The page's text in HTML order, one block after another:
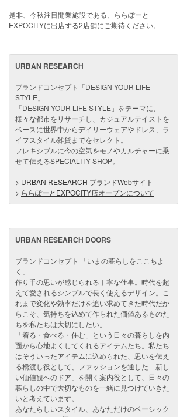
是非、今秋注目開業施設である、ららぽーと
EXPOCITYに出店する2店舗にご期待ください。
URBAN RESEARCH
ブランドコンセプト「DESIGN YOUR LIFE
STYLE」
「DESIGN YOUR LIFE STYLE」をテーマに、
様々な都市をリサーチし、カジュアルテイストを
ベースに世界中からデイリーウェアやドレス、ラ
イフスタイル雑貨までをセレクト。
フレキシブルに今の空気をモノやカルチャーに乗
せて伝えるSPECIALITY SHOP。
> URBAN RESEARCH ブランドWebサイト
> ららぽーとEXPOCITY店オープンについて
URBAN RESEARCH DOORS
ブランドコンセプト 「いまの暮らしをここちよ
く」
作り手の思いが感じられる丁寧な仕事。時代を超
えて愛されるシンプルで長く使えるデザイン。こ
れまで変化や効率だけを追い求めてきた時代だか
らこそ、気持ちを込めて作られた価値あるものた
ちを私たちは大切にしたい。
「着る・食べる・住む」という日々の暮らしを内
面から心地よくしてくれるアイテムたち。私たち
はそういったアイテムに込められた、思いを伝え
る橋渡し役として、ファッションを通した「新し
い価値観へのドア」を開く案内役として、日々の
暮らしの中で大切なものを一緒に見つけていきた
いと考えています。
あなたらしいスタイル、あなただけのベーシック